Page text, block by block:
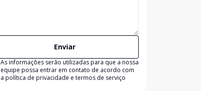
Enviar
As informações serão utilizadas para que a nossa
equipe possa entrar em contato de acordo com
a política de privacidade e termos de serviço